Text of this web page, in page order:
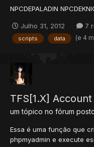
NPCDEPALADIN
Julho 31, 2012 7
scripts data (e 4
TFS[1.X]
um tópico no fórum
Essa é uma função que
phpmyadmin e execute